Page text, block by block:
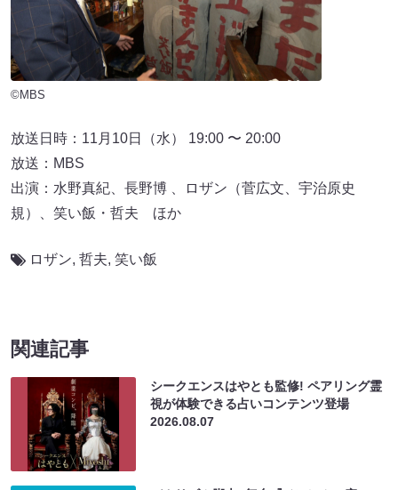
©MBS
放送日時：11月10日（水） 19:00 〜 20:00
放送：MBS
出演：水野真紀、長野博 、ロザン（菅広文、宇治原史
規）、笑い飯・哲夫 ほか
ロザン, 哲夫, 笑い飯
関連記事
シークエンスはやとも監修! ペアリング霊
視が体験できる占いコンテンツ登場
2026.08.07